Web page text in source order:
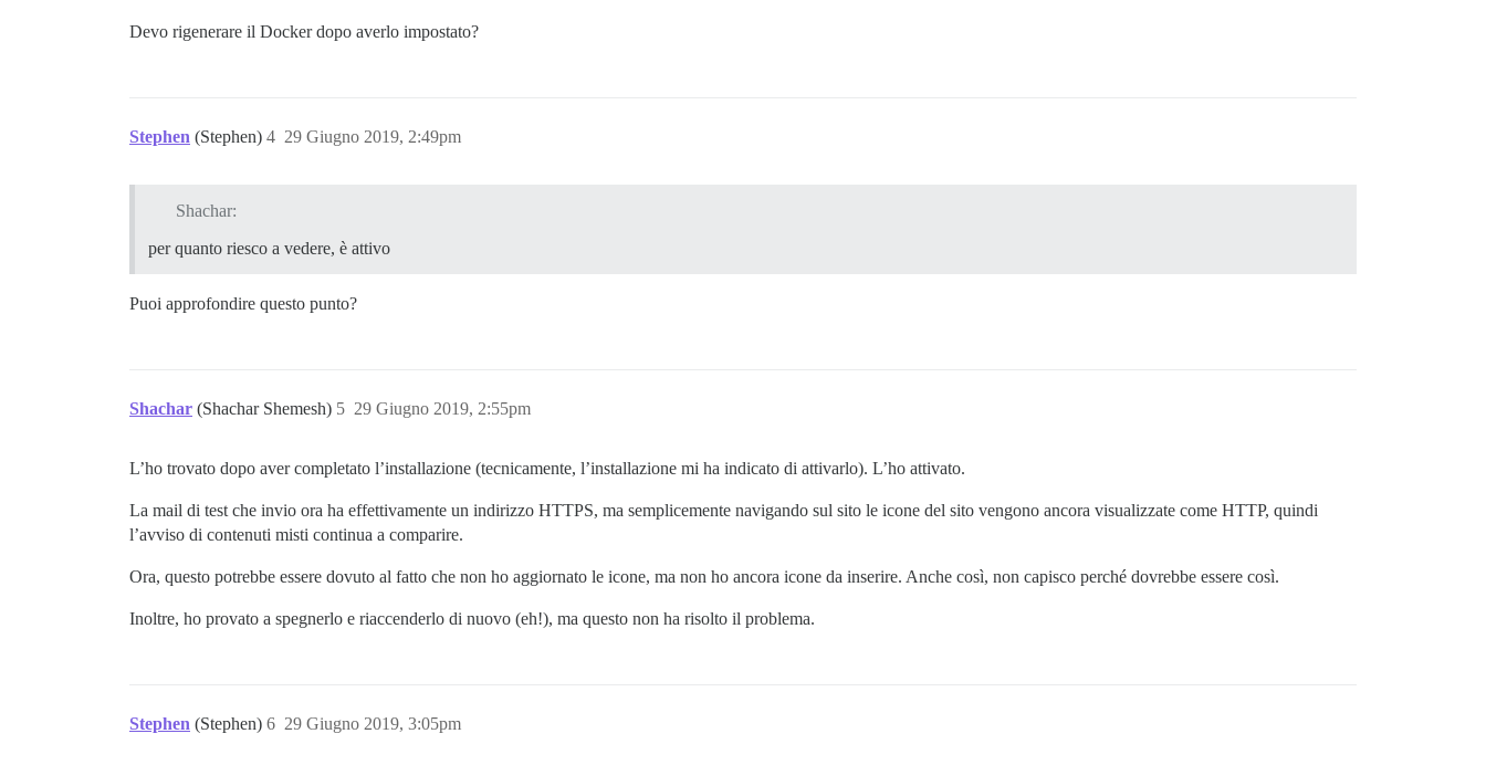
Devo rigenerare il Docker dopo averlo impostato?
Stephen (Stephen) 29 Giugno 2019, 2:49pm
4
Shachar:
per quanto riesco a vedere, è attivo
Puoi approfondire questo punto?
Shachar (Shachar Shemesh) 29 Giugno 2019, 2:55pm
5
L’ho trovato dopo aver completato l’installazione (tecnicamente, l’installazione mi ha indicato di attivarlo). L’ho attivato.
La mail di test che invio ora ha effettivamente un indirizzo HTTPS, ma semplicemente navigando sul sito le icone del sito vengono ancora visualizzate come HTTP, quindi
l’avviso di contenuti misti continua a comparire.
Ora, questo potrebbe essere dovuto al fatto che non ho aggiornato le icone, ma non ho ancora icone da inserire. Anche così, non capisco perché dovrebbe essere così.
Inoltre, ho provato a spegnerlo e riaccenderlo di nuovo (eh!), ma questo non ha risolto il problema.
Stephen (Stephen) 29 Giugno 2019, 3:05pm
6